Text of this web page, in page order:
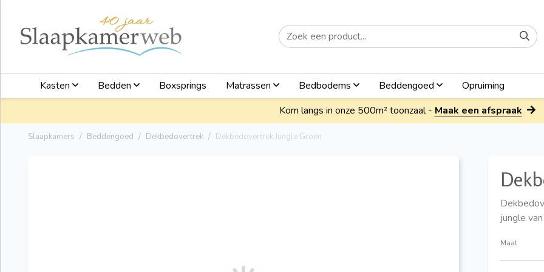
Kasten Bedden Boxsprings Matrassen Bedbodems Beddengoed
Opruiming
Kom langs in onze 500m² toonzaal - Maak een afspraak
Slaapkamers Beddengoed Dekbedovertrek Dekbedovertrek Jungle Groen
jungle
Maat